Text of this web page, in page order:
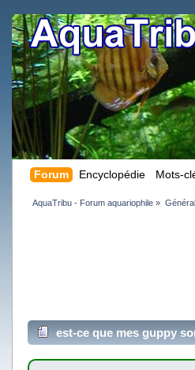
Forum Encyclopédie Mots-
AquaTribu - Forum aquariophile »
est-ce que mes guppy